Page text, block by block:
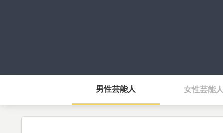
男性芸能人 女性芸能人